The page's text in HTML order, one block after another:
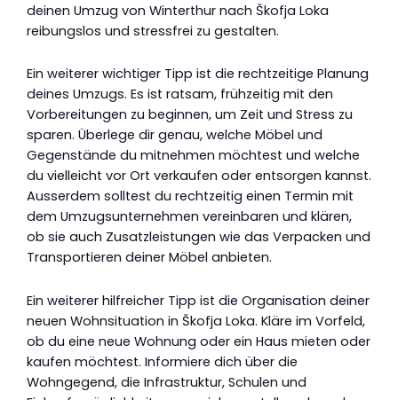
deinen Umzug von Winterthur nach Škofja Loka
reibungslos und stressfrei zu gestalten.
Ein weiterer wichtiger Tipp ist die rechtzeitige Planung
deines Umzugs. Es ist ratsam, frühzeitig mit den
Vorbereitungen zu beginnen, um Zeit und Stress zu
sparen. Überlege dir genau, welche Möbel und
Gegenstände du mitnehmen möchtest und welche
du vielleicht vor Ort verkaufen oder entsorgen kannst.
Ausserdem solltest du rechtzeitig einen Termin mit
dem Umzugsunternehmen vereinbaren und klären,
ob sie auch Zusatzleistungen wie das Verpacken und
Transportieren deiner Möbel anbieten.
Ein weiterer hilfreicher Tipp ist die Organisation deiner
neuen Wohnsituation in Škofja Loka. Kläre im Vorfeld,
ob du eine neue Wohnung oder ein Haus mieten oder
kaufen möchtest. Informiere dich über die
Wohngegend, die Infrastruktur, Schulen und